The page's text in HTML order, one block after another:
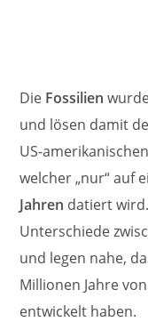
Die Fossilien
und lösen damit
US-
welcher „nur“ auf
Jahren datiert
Unterschiede
und legen nahe,
Millionen Jahre
entwickelt haben.